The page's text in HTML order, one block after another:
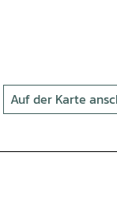
Auf der Karte